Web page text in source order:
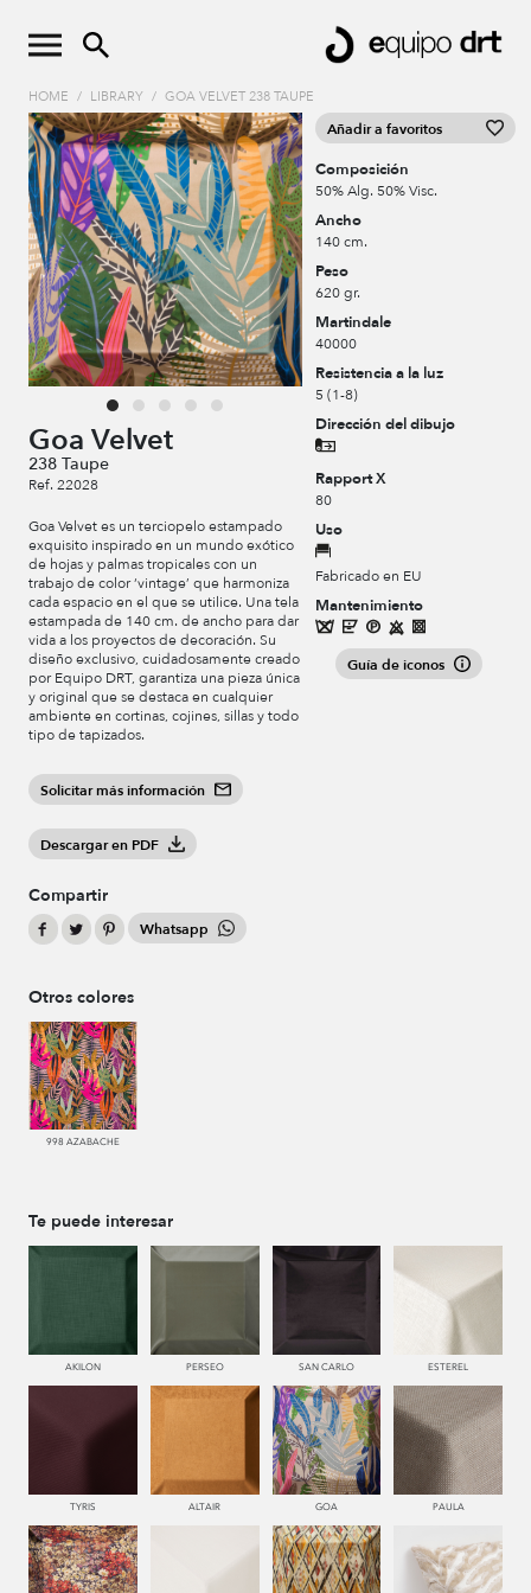
HOME / LIBRARY / GOA VELVET 238 TAUPE
Goa Velvet
238 Taupe
Ref. 22028
Goa Velvet es un terciopelo estampado
exquisito inspirado en un mundo exótico
de hojas y palmas tropicales con un
trabajo de color ‘vintage’ que harmoniza
cada espacio en el que se utilice. Una tela
estampada de 140 cm. de ancho para dar
vida a los proyectos de decoración. Su
diseño exclusivo, cuidadosamente creado
por Equipo DRT, garantiza una pieza única
y original que se destaca en cualquier
ambiente en cortinas, cojines, sillas y todo
tipo de tapizados.
Solicitar más información
Descargar en PDF
Compartir
Whatsapp
Añadir a favoritos
Composición
50% Alg. 50% Visc.
Ancho
140 cm.
Peso
620 gr.
Martindale
40000
Resistencia a la luz
5 (1-8)
Dirección del dibujo
Rapport X
80
Uso
Fabricado en EU
Mantenimiento
Guía de iconos
Otros colores
998 AZABACHE
Te puede interesar
AKILON PERSEO SAN CARLO ESTEREL
TYRIS ALTAIR GOA PAULA